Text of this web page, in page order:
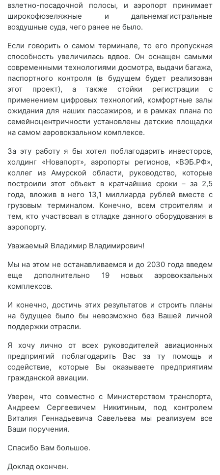
взлетно-посадочной полосы, и аэропорт принимает
широкофюзеляжные и дальнемагистральные
воздушные суда, чего ранее не было.
Если говорить о самом терминале, то его пропускная
способность увеличилась вдвое. Он оснащен самыми
современными технологиями досмотра, выдачи багажа,
паспортного контроля (в будущем будет реализован
этот проект), а также стойки регистрации с
применением цифровых технологий, комфортные залы
ожидания для наших пассажиров, и в рамках плана по
семейноцентричности установлены детские площадки
на самом аэровокзальном комплексе.
За эту работу я бы хотел поблагодарить инвесторов,
холдинг «Новапорт», аэропорты регионов, «ВЭБ.РФ»,
коллег из Амурской области, руководство, которые
построили этот объект в кратчайшие сроки – за 2,5
года, вложив в него 13,1 миллиарда рублей вместе с
грузовым терминалом. Конечно, всем строителям и
тем, кто участвовал в отладке данного оборудования в
аэропорту.
Уважаемый Владимир Владимирович!
Мы на этом не останавливаемся и до 2030 года введем
еще дополнительно 19 новых аэровокзальных
комплексов.
И конечно, достичь этих результатов и строить планы
на будущее было бы невозможно без Вашей личной
поддержки отрасли.
Я хочу лично от всех руководителей авиационных
предприятий поблагодарить Вас за ту помощь и
содействие, которые Вы оказываете предприятиям
гражданской авиации.
Уверен, что совместно с Министерством транспорта,
Андреем Сергеевичем Никитиным, под контролем
Виталия Геннадьевича Савельева мы реализуем все
Ваши поручения.
Спасибо Вам большое.
Доклад окончен.